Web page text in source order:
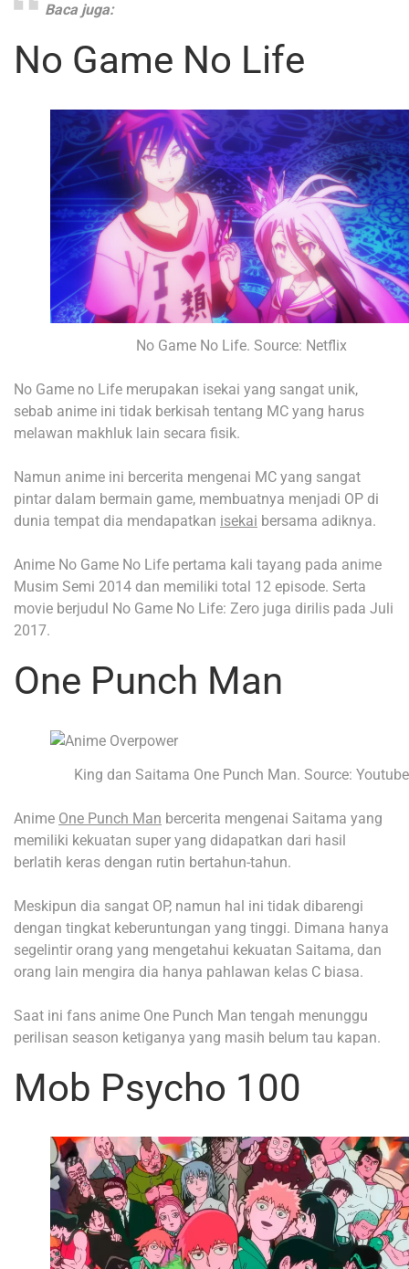
Baca juga:
No Game No Life
No Game No Life. Source: Netflix
No Game no Life merupakan isekai yang sangat unik,
sebab anime ini tidak berkisah tentang MC yang harus
melawan makhluk lain secara fisik.
Namun anime ini bercerita mengenai MC yang sangat
pintar dalam bermain game, membuatnya menjadi OP di
dunia tempat dia mendapatkan isekai bersama adiknya.
Anime No Game No Life pertama kali tayang pada anime
Musim Semi 2014 dan memiliki total 12 episode. Serta
movie berjudul No Game No Life: Zero juga dirilis pada Juli
2017.
One Punch Man
King dan Saitama One Punch Man. Source: Youtube
Anime One Punch Man bercerita mengenai Saitama yang
memiliki kekuatan super yang didapatkan dari hasil
berlatih keras dengan rutin bertahun-tahun.
Meskipun dia sangat OP, namun hal ini tidak dibarengi
dengan tingkat keberuntungan yang tinggi. Dimana hanya
segelintir orang yang mengetahui kekuatan Saitama, dan
orang lain mengira dia hanya pahlawan kelas C biasa.
Saat ini fans anime One Punch Man tengah menunggu
perilisan season ketiganya yang masih belum tau kapan.
Mob Psycho 100